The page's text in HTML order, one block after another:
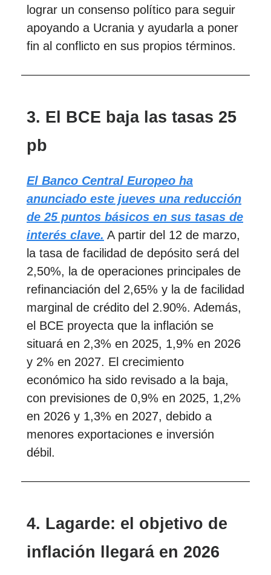
lograr un consenso político para seguir
apoyando a Ucrania y ayudarla a poner
fin al conflicto en sus propios términos.
3. El BCE baja las tasas 25
pb
El Banco Central Europeo ha
anunciado este jueves una reducción
de 25 puntos básicos en sus tasas de
interés clave. A partir del 12 de marzo,
la tasa de facilidad de depósito será del
2,50%, la de operaciones principales de
refinanciación del 2,65% y la de facilidad
marginal de crédito del 2.90%. Además,
el BCE proyecta que la inflación se
situará en 2,3% en 2025, 1,9% en 2026
y 2% en 2027. El crecimiento
económico ha sido revisado a la baja,
con previsiones de 0,9% en 2025, 1,2%
en 2026 y 1,3% en 2027, debido a
menores exportaciones e inversión
débil.
4. Lagarde: el objetivo de
inflación llegará en 2026